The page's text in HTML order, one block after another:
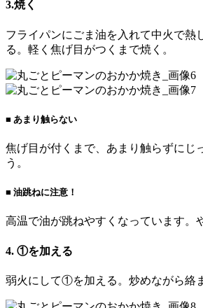
3.焼く
フライパンにごま油を入れて中火で熱
る。軽く焦げ目がつくまで焼く。
■ あまり触らない
焦げ目が付くまで、あまり触らずにじ
う。
■ 油跳ねに注意！
高温で油が跳ねやすくなっています。
4. ①を加える
弱火にして①を加える。炒めながら絡